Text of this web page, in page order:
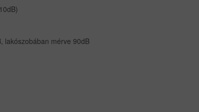
lakószobában mérve 90dB